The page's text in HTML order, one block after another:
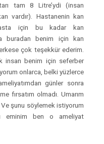
tam 8 Litre’ydi (insan
vardır). Hastanenin kan
için bu kadar kan
buradan benim için kan
çok teşekkür ederim.
insan benim için seferber
onlarca, belki yüzlerce
günler sonra
fırsatım olmadı. Umarım
Ve şunu söylemek istiyorum
eminim ben o ameliyat